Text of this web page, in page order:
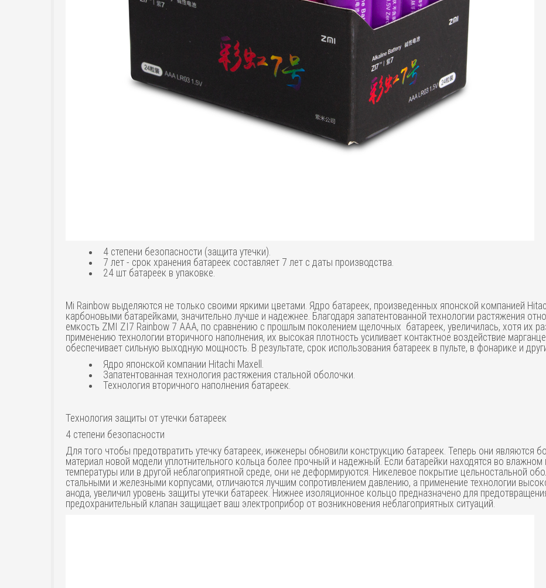
4 степени безопасности (защита утечки).
7 лет - срок хранения батареек составляет 7 лет с даты производства.
24 шт батареек в упаковке.
Mi Rainbow выделяются не только своими яркими цветами. Ядро батареек, произведенных японской компанией
карбоновыми батарейками, значительно лучше и надежнее. Благодаря запатентованной технологии растяжения
емкость ZMI ZI7 Rainbow 7 AAA, по сравнению с прошлым поколением щелочных батареек, увеличилась, хотя их
применению технологии вторичного наполнения, их высокая плотность усиливает контактное воздействие
обеспечивает сильную выходную мощность. В результате, срок использования батареек в пульте, в фонарике и
Ядро японской компании Hitachi Maxell.
Запатентованная технология растяжения стальной оболочки.
Технология вторичного наполнения батареек.
Технология защиты от утечки батареек
4 степени безопасности
Для того чтобы предотвратить утечку батареек, инженеры обновили конструкцию батареек. Теперь они являются
материал новой модели уплотнительного кольца более прочный и надежный. Если батарейки находятся во
температуры или в другой неблагоприятной среде, они не деформируются. Никелевое покрытие цельностальной
стальными и железными корпусами, отличаются лучшим сопротивлением давлению, а применение технологии
анода, увеличил уровень защиты утечки батареек. Нижнее изоляционное кольцо предназначено для
предохранительный клапан защищает ваш электроприбор от возникновения неблагоприятных ситуаций.